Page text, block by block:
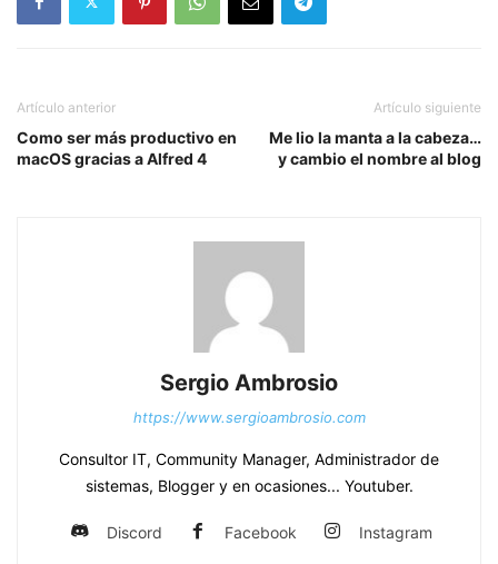
Artículo anterior
Como ser más productivo en
macOS gracias a Alfred 4
Artículo siguiente
Me lio la manta a la cabeza…
y cambio el nombre al blog
Sergio Ambrosio
https://www.sergioambrosio.com
Consultor IT, Community Manager, Administrador de
sistemas, Blogger y en ocasiones... Youtuber.
Discord Facebook Instagram